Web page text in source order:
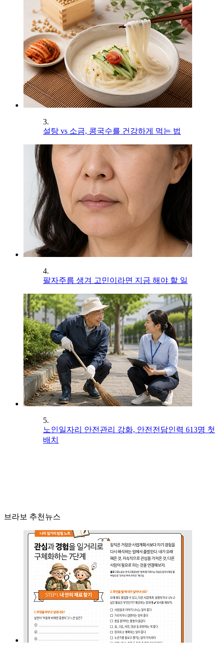
3.
설탕 vs 소금, 콩국수를 건강하게 먹는 법
4.
팔자주름 생겨 고민이라면 지금 해야 할 일
5.
노인일자리 안전관리 강화, 안전전담인력 613명 첫
배치
브라보 추천뉴스